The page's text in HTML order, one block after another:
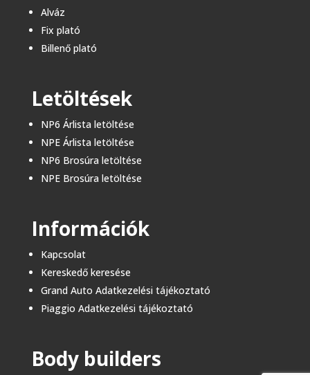
Alváz
Fix plató
Billenő plató​
Letöltések
NP6 Árlista letöltése
NPE Árlista letöltése
NP6 Brosúra letöltése
NPE Brosúra letöltése
Információk
Kapcsolat
Kereskedő keresése
Grand Auto Adatkezelési tájékoztató
Piaggio Adatkezelési tájékoztató
Body builders